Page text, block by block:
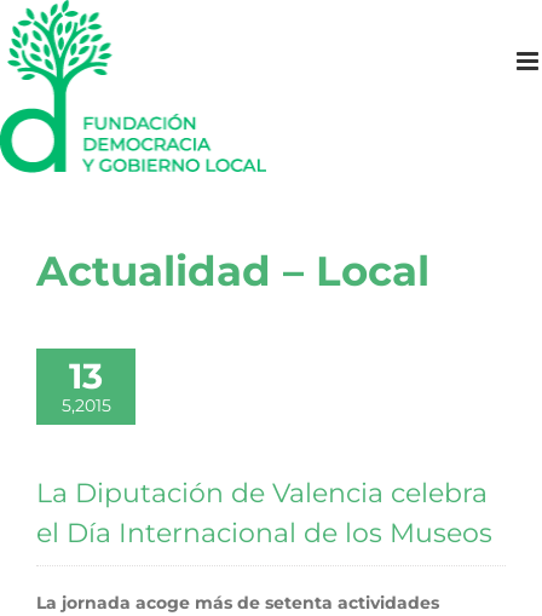
Saltar
al
contenido
Actualidad – Local
13
5,2015
La Diputación de Valencia celebra
el Día Internacional de los Museos
La jornada acoge más de setenta actividades